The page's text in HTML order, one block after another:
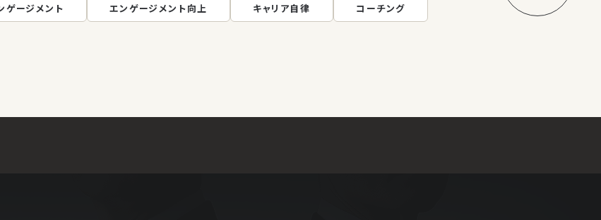
ゲージメント エンゲージメント向上 キャリア自律 コーチング